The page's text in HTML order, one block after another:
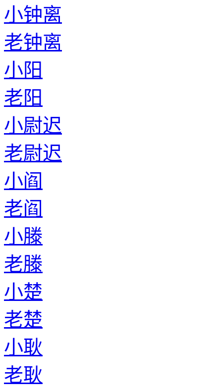
小钟离
老钟离
小阳
老阳
小尉迟
老尉迟
小阎
老阎
小滕
老滕
小楚
老楚
小耿
老耿